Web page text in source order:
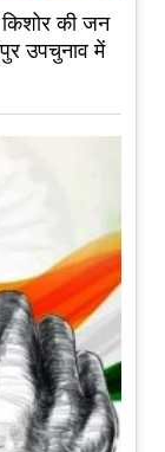
किशोर की जन
उपचुनाव में